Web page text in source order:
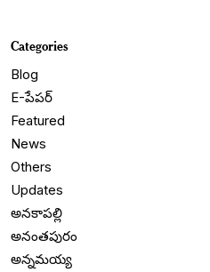
Categories
Blog
E-పేపర్
Featured
News
Others
Updates
అనకాపల్లి
అనంతపురం
అన్నమయ్య